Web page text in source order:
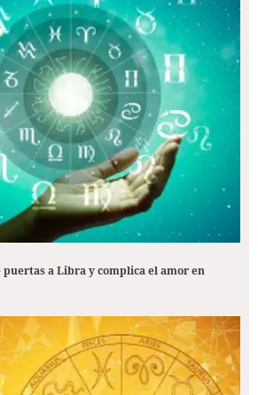
puertas a Libra y complica el amor en